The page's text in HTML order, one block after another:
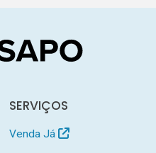
SERVIÇOS
Venda Já